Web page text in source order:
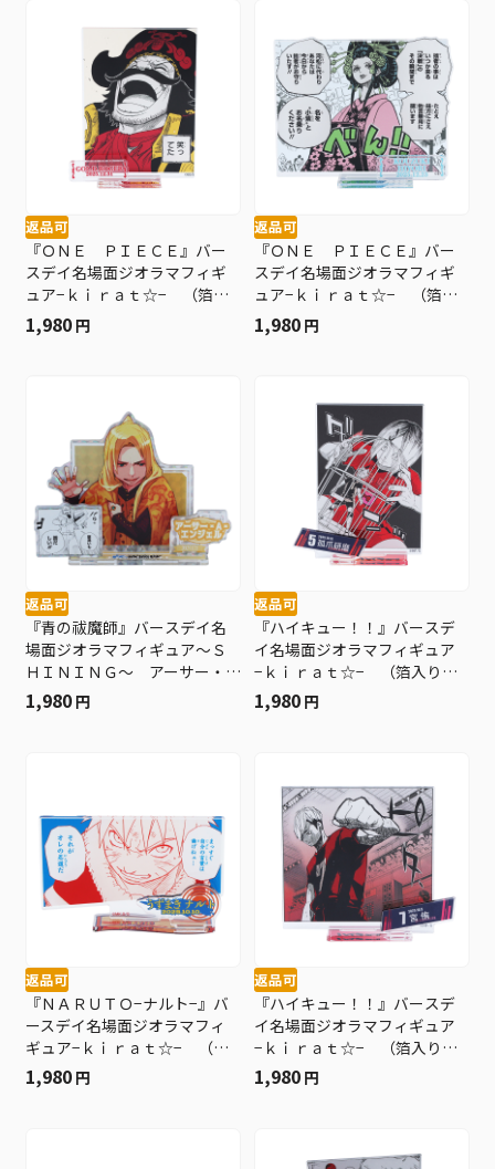
返品可
『ＯＮＥ ＰＩＥＣＥ』バー
スデイ名場面ジオラマフィギ
ュア−ｋｉｒａｔ☆− （箔入
りアクリル） ゴール・Ｄ・
ロジャー ＢＥ４
1,980 円
返品可
『ＯＮＥ ＰＩＥＣＥ』バー
スデイ名場面ジオラマフィギ
ュア−ｋｉｒａｔ☆− （箔入
りアクリル） 光月日和 Ｂ
Ｅ４
1,980 円
返品可
『青の祓魔師』バースデイ名
場面ジオラマフィギュア～Ｓ
ＨＩＮＩＮＧ～ アーサー・
Ａ・エンジェル ＢＥ４
1,980 円
返品可
『ハイキュー！！』バースデ
イ名場面ジオラマフィギュア
−ｋｉｒａｔ☆− （箔入りア
クリル） 孤爪研磨 ＢＥ４
1,980 円
返品可
『ＮＡＲＵＴＯ−ナルト−』バ
ースデイ名場面ジオラマフィ
ギュア−ｋｉｒａｔ☆− （箔
入りアクリル） うずまきナ
ルト ＢＥ４
1,980 円
返品可
『ハイキュー！！』バースデ
イ名場面ジオラマフィギュア
−ｋｉｒａｔ☆− （箔入りア
クリル） 宮侑 ＢＥ４
1,980 円